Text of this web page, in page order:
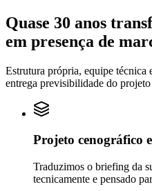
Quase 30 anos
em presença de
Estrutura própria, equipe técnica
entrega previsibilidade do
Projeto cenográfico
Traduzimos o briefing da
tecnicamente e pensado